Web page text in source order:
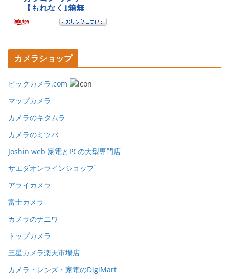
カメラショップ
ビックカメラ.com
マップカメラ
カメラのキタムラ
カメラのミツバ
Joshin web 家電とPCの大型専門店
サエダオンラインショップ
アライカメラ
富士カメラ
カメラのナニワ
トップカメラ
三星カメラ楽天市場店
カメラ・レンズ・家電のDigiMart